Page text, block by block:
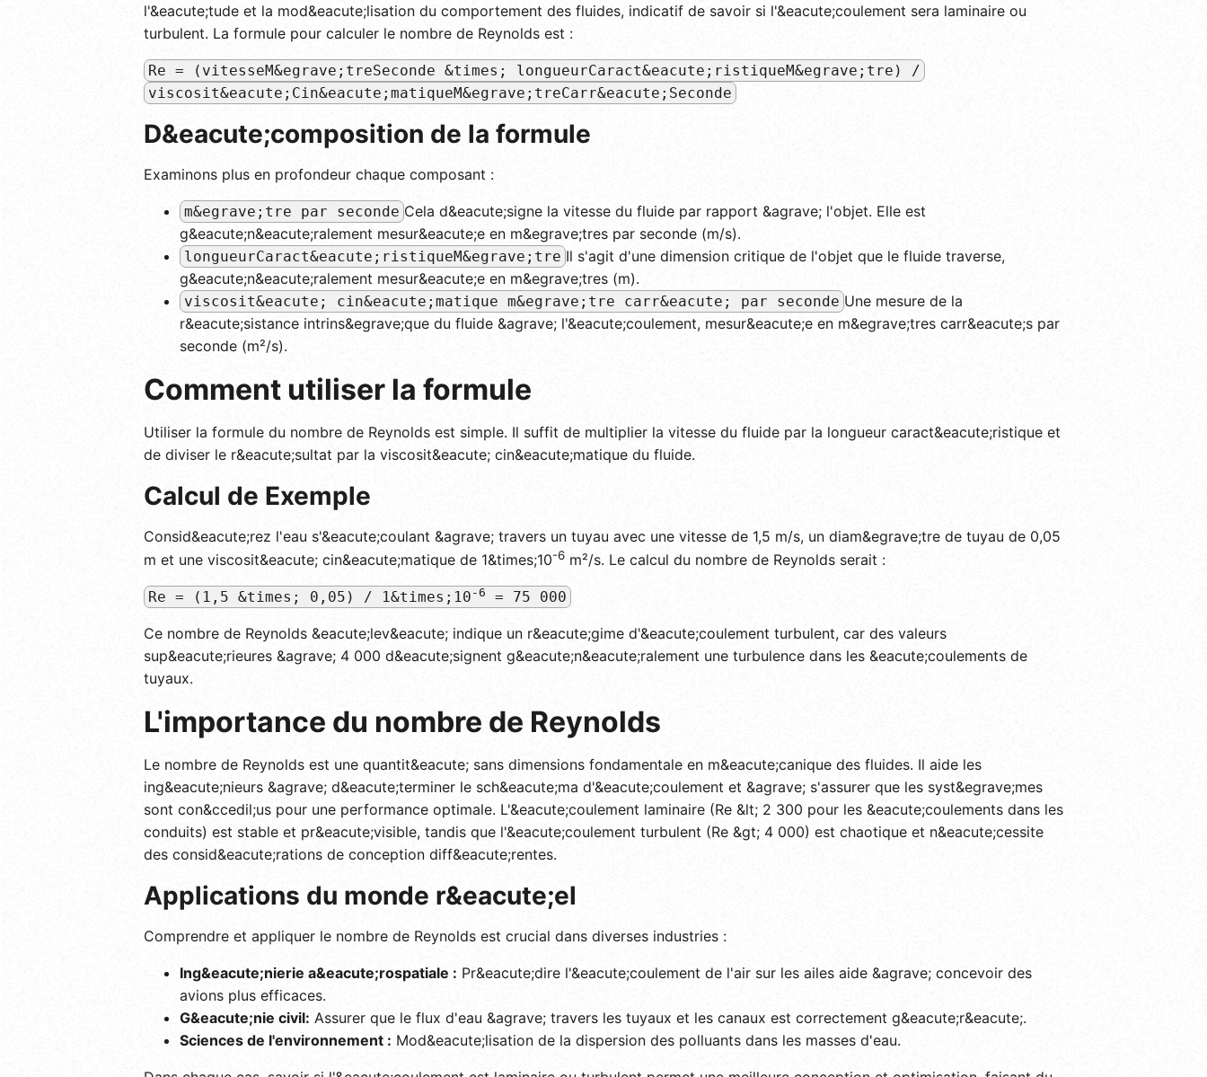
l'&eacute;tude et la mod&eacute;lisation du comportement des fluides, indicatif de savoir si l'&eacute;coulement sera laminaire ou
turbulent. La formule pour calculer le nombre de Reynolds est :
Re = (vitesseM&egrave;treSeconde &times; longueurCaract&eacute;ristiqueM&egrave;tre) /
viscosit&eacute;Cin&eacute;matiqueM&egrave;treCarr&eacute;Seconde
D&eacute;composition de la formule
Examinons plus en profondeur chaque composant :
m&egrave;tre par seconde Cela d&eacute;signe la vitesse du fluide par rapport &agrave; l'objet. Elle est
g&eacute;n&eacute;ralement mesur&eacute;e en m&egrave;tres par seconde (m/s).
longueurCaract&eacute;ristiqueM&egrave;tre Il s'agit d'une dimension critique de l'objet que le fluide traverse,
g&eacute;n&eacute;ralement mesur&eacute;e en m&egrave;tres (m).
viscosit&eacute; cin&eacute;matique m&egrave;tre carr&eacute; par seconde Une mesure de la
r&eacute;sistance intrins&egrave;que du fluide &agrave; l'&eacute;coulement, mesur&eacute;e en m&egrave;tres carr&eacute;s par
seconde (m²/s).
Comment utiliser la formule
Utiliser la formule du nombre de Reynolds est simple. Il suffit de multiplier la vitesse du fluide par la longueur caract&eacute;ristique et
de diviser le r&eacute;sultat par la viscosit&eacute; cin&eacute;matique du fluide.
Calcul de Exemple
Consid&eacute;rez l'eau s'&eacute;coulant &agrave; travers un tuyau avec une vitesse de 1,5 m/s, un diam&egrave;tre de tuyau de 0,05
m et une viscosit&eacute; cin&eacute;matique de 1&times;10-6 m²/s. Le calcul du nombre de Reynolds serait :
Re = (1,5 &times; 0,05) / 1&times;10 -6 = 75 000
Ce nombre de Reynolds &eacute;lev&eacute; indique un r&eacute;gime d'&eacute;coulement turbulent, car des valeurs
sup&eacute;rieures &agrave; 4 000 d&eacute;signent g&eacute;n&eacute;ralement une turbulence dans les &eacute;coulements de
tuyaux.
L'importance du nombre de Reynolds
Le nombre de Reynolds est une quantit&eacute; sans dimensions fondamentale en m&eacute;canique des fluides. Il aide les
ing&eacute;nieurs &agrave; d&eacute;terminer le sch&eacute;ma d'&eacute;coulement et &agrave; s'assurer que les syst&egrave;mes
sont con&ccedil;us pour une performance optimale. L'&eacute;coulement laminaire (Re &lt; 2 300 pour les &eacute;coulements dans les
conduits) est stable et pr&eacute;visible, tandis que l'&eacute;coulement turbulent (Re &gt; 4 000) est chaotique et n&eacute;cessite
des consid&eacute;rations de conception diff&eacute;rentes.
Applications du monde r&eacute;el
Comprendre et appliquer le nombre de Reynolds est crucial dans diverses industries :
Ing&eacute;nierie a&eacute;rospatiale : Pr&eacute;dire l'&eacute;coulement de l'air sur les ailes aide &agrave; concevoir des
avions plus efficaces.
G&eacute;nie civil: Assurer que le flux d'eau &agrave; travers les tuyaux et les canaux est correctement g&eacute;r&eacute;.
Sciences de l'environnement : Mod&eacute;lisation de la dispersion des polluants dans les masses d'eau.